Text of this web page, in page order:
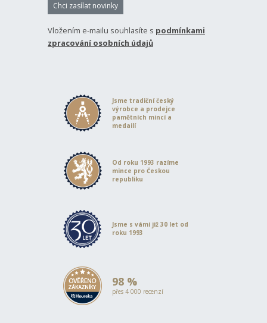
Chci zasílat novinky
Vložením e-mailu souhlasíte s podmínkami
zpracování osobních údajů
Jsme tradiční český
výrobce a prodejce
pamětních mincí a
medailí
Od roku 1993 razíme
mince pro Českou
republiku
Jsme s vámi již 30 let od
roku 1993
98 %
přes 4 000 recenzí